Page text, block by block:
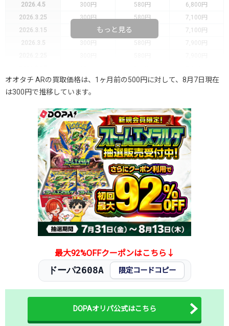
2026.4.5
300円 580円
6,800円
2026.3.25
300円 580円
7,100円
2026.3.15
7,100円
2026.3.5
300円 580円
7,900円
2026.2.5
250円 580円
8,000円
2026.1.25
200円
2026.1.5
150円 380円
5,800円
2025.12.25
100円 380円
6,100円
2025.12.15
100円 380円
6,100円
2025.12.5
100円 380円
2025.11.25
100円 380円
6,100円
2025.11.15
100円 380円
6,200円
2025.11.5
150円 480円
6,200円
2025.10.25
150円 480円
5,500円
2025.10.15
250円 580円
5,000円
発売日初動
250円 580円
もっと見る
オオタチ ARの買取価格は、1ヶ月前の500円に対して、8月7日現在
は300円で推移しています。
最大92%OFFクーポンはこちら↓
ドーパ2608A 限定コードコピー
DOPAオリパ公式はこちら